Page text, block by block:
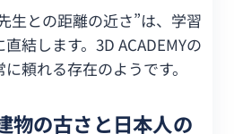
生との距離の近さ”は、学習
結します。3D ACADEMYの
頼れる存在のようです。
物の古さと日本人の